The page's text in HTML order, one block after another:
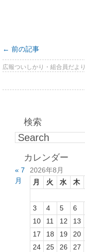
← 前の記事
広報ついしかり・組合員だより
検索
カレンダー
2026年8月
月
火 水 木
3
4 5 6
10
11 12 13
17
18 19 20
24
25 26 27
« 7
月